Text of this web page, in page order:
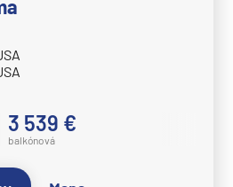
3 539 €
balkónová